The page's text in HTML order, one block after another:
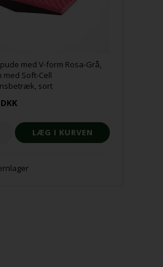
med V-form Rosa-Grå,
med Soft-Cell
sort
DKK